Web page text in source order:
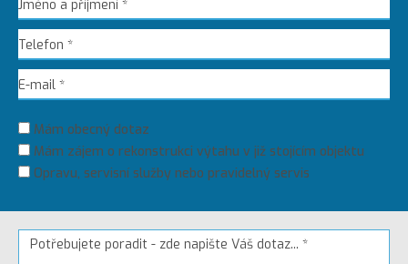
Mám obecný dotaz
Mám zájem o rekonstrukci výtahu v již stojícím objektu
Opravu, servisní služby nebo pravidelný servis